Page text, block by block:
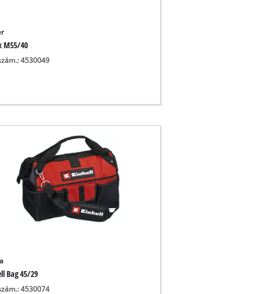
M55/40
4530049
Bag 45/29
4530074